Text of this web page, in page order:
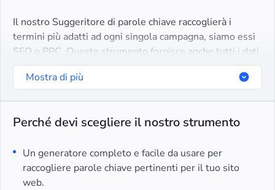
Il nostro Suggeritore di parole chiave raccoglierà i
termini più adatti ad ogni singola campagna, siamo essi
SEO o PPC. Questo strumento fornisce anche tutti i dati
e le metriche necessari in modo da evitare di fare
ipotesi.
Mostra di più
Perché devi scegliere il nostro strumento
Un generatore completo e facile da usare per
raccogliere parole chiave pertinenti per il tuo sito
web.